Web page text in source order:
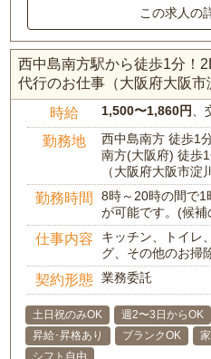
この求人の
西中島南方駅から徒歩1分！
代行のお仕事（大阪府大阪市
時給 1,500〜1,860円
勤務地
西中島南方 徒歩1
南方(大阪府) 徒歩
（大阪府大阪市淀
勤務時間
8時～20時の間で1
が可能です。(候
仕事内容
キッチン、トイレ
グ、その他のお掃
契約形態 業務委託
土日祝のみOK 週2〜3日からOK
昇給･昇格あり
ブランクOK
シフト自由